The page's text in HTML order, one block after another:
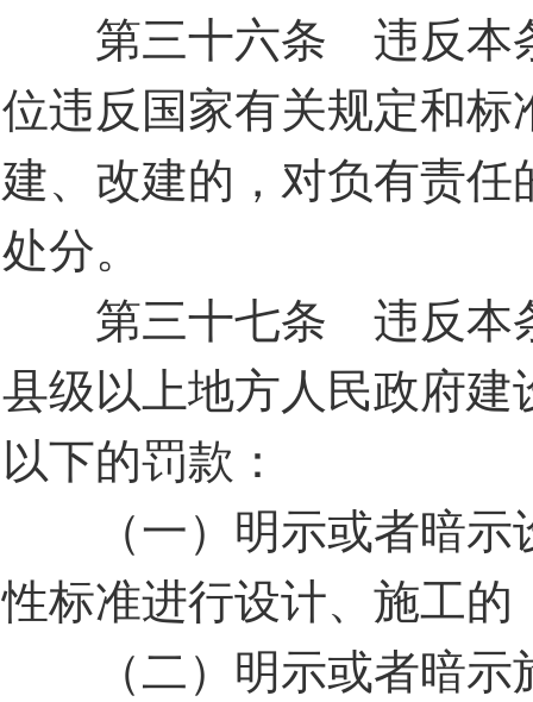
第三十六条 违反本条
位违反国家有关规定和
建、改建的，对负有责
处分。
第三十七条 违反本条
县级以上地方人民政府
以下的罚款：
（一）明示或者暗示
性标准进行设计、施工的
（二）明示或者暗示